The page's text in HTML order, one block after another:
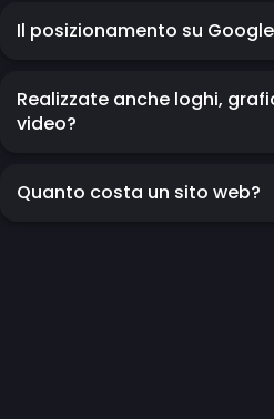
Il posizionamento su
Realizzate anche loghi,
video?
Quanto costa un sito web?